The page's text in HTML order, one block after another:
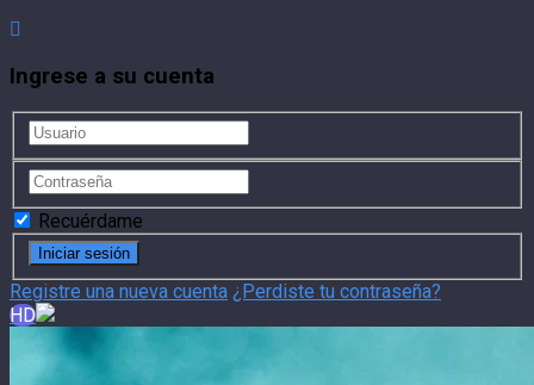
Ingrese a su cuenta
Recuérdame
Registre una nueva cuenta ¿Perdiste tu contraseña?
HD